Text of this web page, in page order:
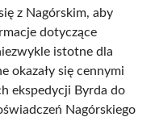
z Nagórskim, aby
dotyczące
istotne dla
okazały się cennymi
ekspedycji Byrda do
Nagórskiego